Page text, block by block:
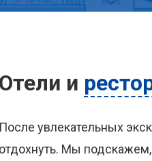
Отели и
После увлекательных
отдохнуть. Мы